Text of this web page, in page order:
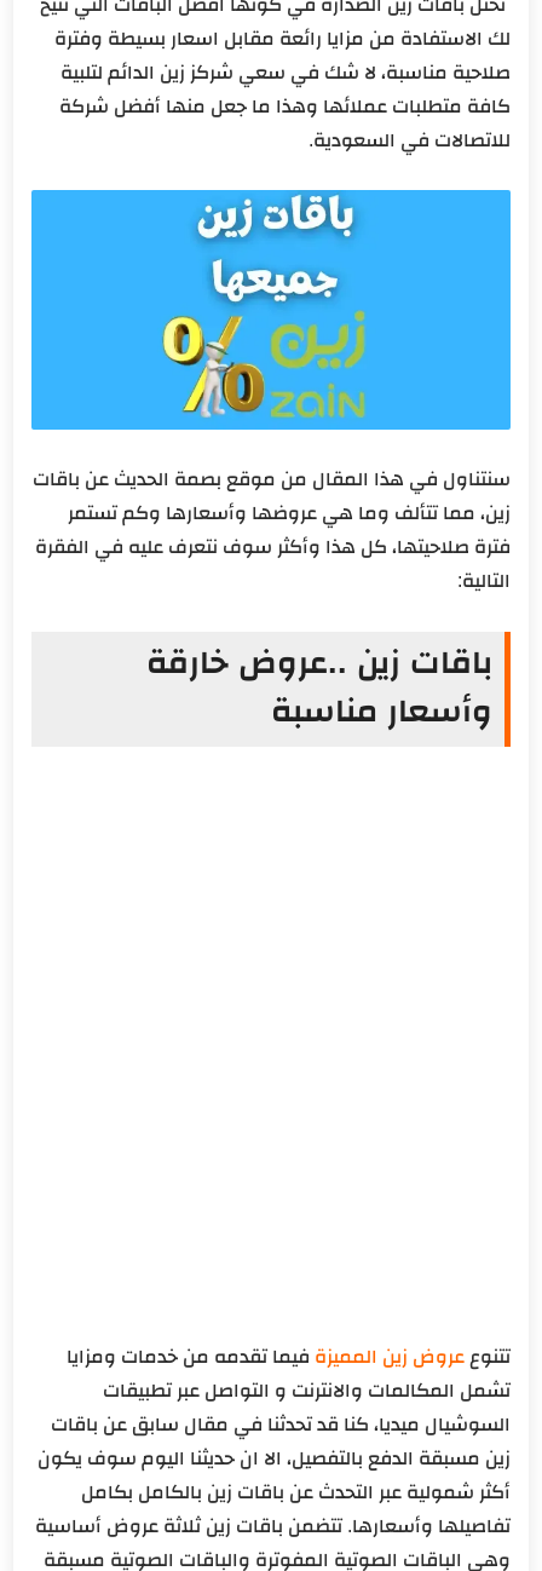
تحتل باقات زين الصدارة في كونها افضل الباقات التي تتيح
لك الاستفادة من مزايا رائعة مقابل اسعار بسيطة وفترة
صلاحية مناسبة، لا شك في سعي شركز زين الدائم لتلبية
كافة متطلبات عملائها وهذا ما جعل منها أفضل شركة
للاتصالات في السعودية.
سنتناول في هذا المقال من موقع بصمة الحديث عن باقات
زين، مما تتألف وما هي عروضها وأسعارها وكم تستمر
فترة صلاحيتها، كل هذا وأكثر سوف نتعرف عليه في الفقرة
التالية:
باقات زين ..عروض خارقة
وأسعار مناسبة
تتنوععروض زين المميزة فيما تقدمه من خدمات ومزايا
تشمل المكالمات والانترنت و التواصل عبر تطبيقات
السوشيال ميديا، كنا قد تحدثنا في مقال سابق عن باقات
زين مسبقة الدفع بالتفصيل، الا ان حديثنا اليوم سوف يكون
أكثر شمولية عبر التحدث عن باقات زين بالكامل بكامل
تفاصيلها وأسعارها. تتضمن باقات زين ثلاثة عروض أساسية
وهي الباقات الصوتية المفوترة والباقات الصوتية مسبقة